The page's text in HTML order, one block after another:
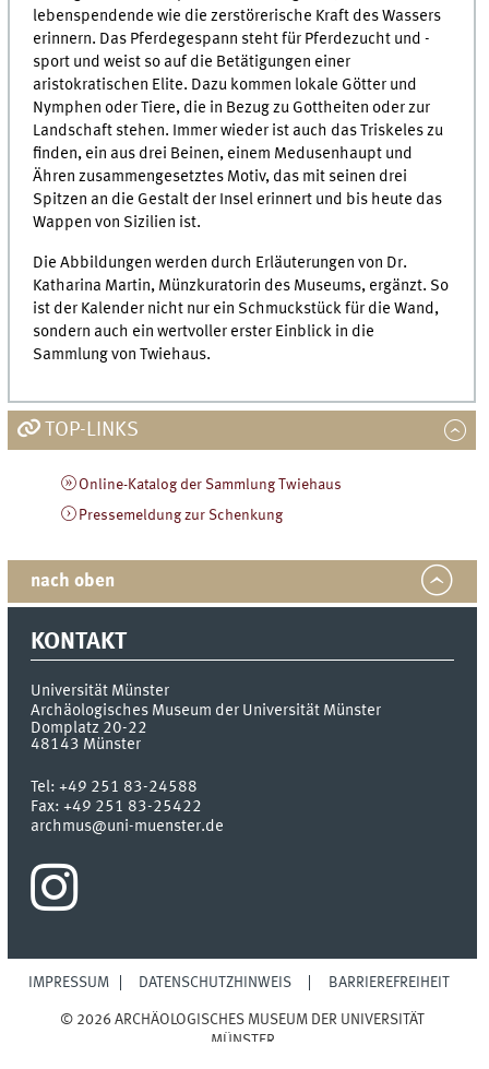
lebenspendende wie die zerstörerische Kraft des Wassers
erinnern. Das Pferdegespann steht für Pferdezucht und -
sport und weist so auf die Betätigungen einer
aristokratischen Elite. Dazu kommen lokale Götter und
Nymphen oder Tiere, die in Bezug zu Gottheiten oder zur
Landschaft stehen. Immer wieder ist auch das Triskeles zu
finden, ein aus drei Beinen, einem Medusenhaupt und
Ähren zusammengesetztes Motiv, das mit seinen drei
Spitzen an die Gestalt der Insel erinnert und bis heute das
Wappen von Sizilien ist.
Die Abbildungen werden durch Erläuterungen von Dr.
Katharina Martin, Münzkuratorin des Museums, ergänzt. So
ist der Kalender nicht nur ein Schmuckstück für die Wand,
sondern auch ein wertvoller erster Einblick in die
Sammlung von Twiehaus.
TOP-LINKS
Online-Katalog der Sammlung Twiehaus
Pressemeldung zur Schenkung
nach oben
KONTAKT
Universität Münster
Archäologisches Museum der Universität Münster
Domplatz 20-22
48143 Münster
Tel:+49 251 83-24588
Fax:+49 251 83-25422
archmus@uni-muenster.de
IMPRESSUM DATENSCHUTZHINWEIS BARRIEREFREIHEIT
© 2026 ARCHÄOLOGISCHES MUSEUM DER UNIVERSITÄT
MÜNSTER